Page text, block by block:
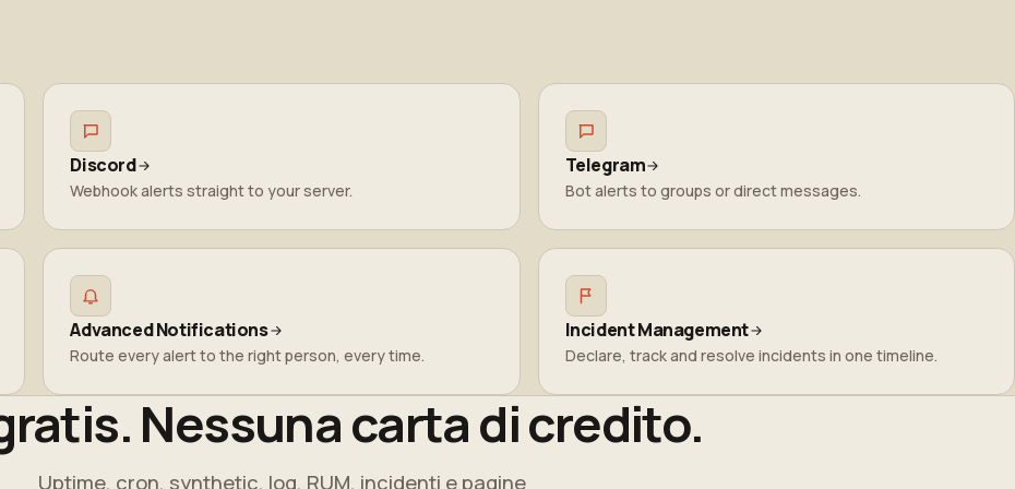
Discord
Webhook alerts straight to your server.
Telegram
Bot alerts to groups or direct messages.
Advanced Notifications
Route every alert to the right person, every time.
Incident Management
Declare, track and resolve incidents in one timeline.
Nessuna carta di credito.
Uptime, cron, synthetic, log, RUM, incidenti e pagine